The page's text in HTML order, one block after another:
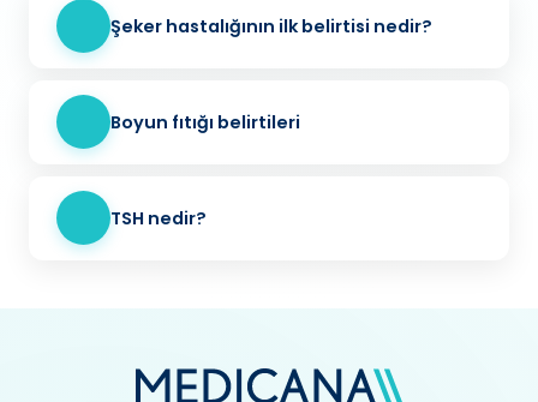
Şeker hastalığının ilk belirtisi nedir?
Boyun fıtığı belirtileri
TSH nedir?